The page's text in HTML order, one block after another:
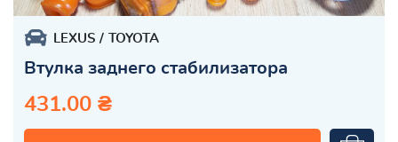
LEXUS TOYOTA
Втулка заднего стабилизатора
431.00 ₴